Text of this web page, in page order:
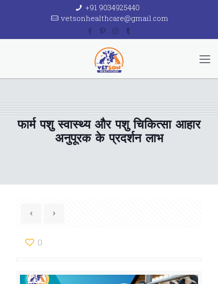
+91 9034925440
vetsonhealthcare@gmail.com
फार्म पशु स्वास्थ्य और पशु चिकित्सा आहार
अनुपूरक के प्रदर्शन लाभ
0